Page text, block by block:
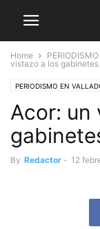
Home PERIODISMO
vistazo a los
PERIODISMO EN
Acor: un
By Redactor - 12